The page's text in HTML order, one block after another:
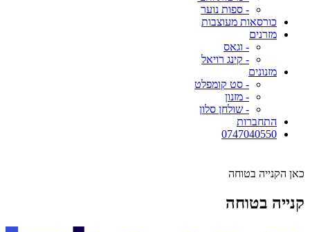
- ספות נוער
כורסאות מעוצבות
מזרנים
- וגאס
- קינג רויאל
מזנונים
- סט קומפלט
- מזנון
- שולחן סלון
התחברות
0747040550
כאן הקנייה בטוחה
קנייה בטוחה